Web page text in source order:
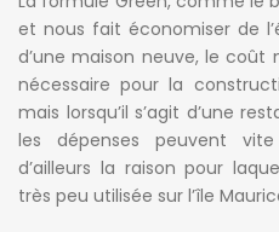
et nous fait économiser de
d’une maison neuve, le coût
nécessaire pour la
mais lorsqu’il s’agit d’une
les dépenses peuvent
d’ailleurs la raison pour
très peu utilisée sur l’île